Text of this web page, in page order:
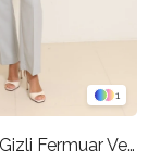
1
Bebe Mavi Gizli Fermuar Ve Cep Detaylı Tam Kalıp Pantolon